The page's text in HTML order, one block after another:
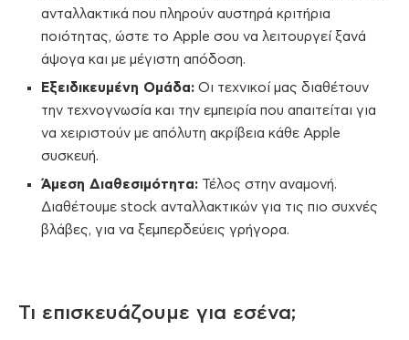
ανταλλακτικά που πληρούν αυστηρά κριτήρια
ποιότητας, ώστε το Apple σου να λειτουργεί ξανά
άψογα και με μέγιστη απόδοση.
Εξειδικευμένη Ομάδα: Οι τεχνικοί μας διαθέτουν
την τεχνογνωσία και την εμπειρία που απαιτείται για
να χειριστούν με απόλυτη ακρίβεια κάθε Apple
συσκευή.
Άμεση Διαθεσιμότητα: Τέλος στην αναμονή.
Διαθέτουμε stock ανταλλακτικών για τις πιο συχνές
βλάβες, για να ξεμπερδεύεις γρήγορα.
Τι επισκευάζουμε για εσένα;